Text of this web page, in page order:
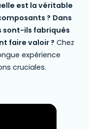
est la véritable
? Dans
sont-ils fabriqués
faire valoir ? Chez
expérience
cruciales.